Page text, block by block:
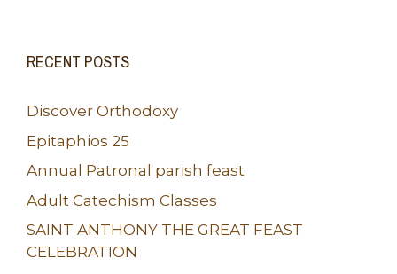
RECENT POSTS
Discover Orthodoxy
Epitaphios 25
Annual Patronal parish feast
Adult Catechism Classes
SAINT ANTHONY THE GREAT FEAST
CELEBRATION